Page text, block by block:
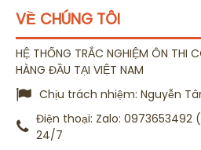
VỀ CHÚNG TÔI
HỆ THỐNG TRẮC NGHIỆM ÔN THI
HÀNG ĐẦU TẠI VIỆT NAM
Chịu trách nhiệm: Nguyễn
Điện thoại: Zalo: 0973653492
24/7